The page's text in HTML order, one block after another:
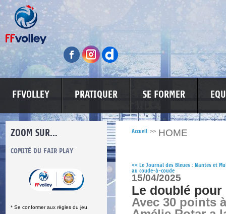
FFVOLLEY PRATIQUER SE FORMER
ZOOM SUR...
COMITÉ DU FAIR PLAY
* Se conformer aux règles du jeu.
LUTTE CONTRE LES VIOLENCES
Accueil >> HOME
<< Le Journal des Bleues : Nantes et
au coude-à-coude
15/04/2025
Le doublé pour
Avec 30 points